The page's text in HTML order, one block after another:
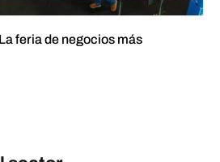
feria de negocios más